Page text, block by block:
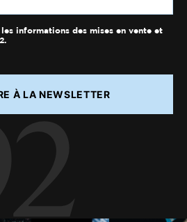
informations des mises en vente et
À LA NEWSLETTER